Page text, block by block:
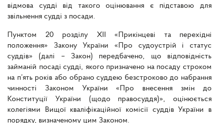
відмова судді від такого оцінювання є підставою для
звільнення судді з посади.
Пунктом 20 розділу XII «Прикінцеві та перехідні
положення» Закону України «Про судоустрій і статус
суддів» (далі – Закон) передбачено, що відповідність
займаній посаді судді, якого призначено на посаду строком
на п’ять років або обрано суддею безстроково до набрання
чинності Законом України «Про внесення змін до
Конституції України (щодо правосуддя)», оцінюється
колегіями Вищої кваліфікаційної комісії суддів України в
порядку, визначеному цим Законом.